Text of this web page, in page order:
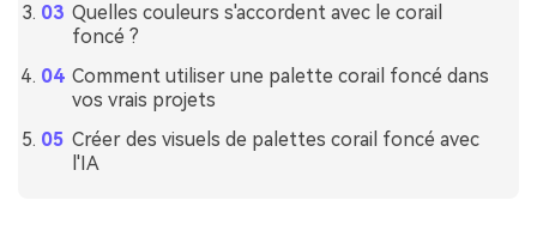
Quelles couleurs s'accordent avec le corail
foncé ?
Comment utiliser une palette corail foncé dans
vos vrais projets
Créer des visuels de palettes corail foncé avec
l'IA